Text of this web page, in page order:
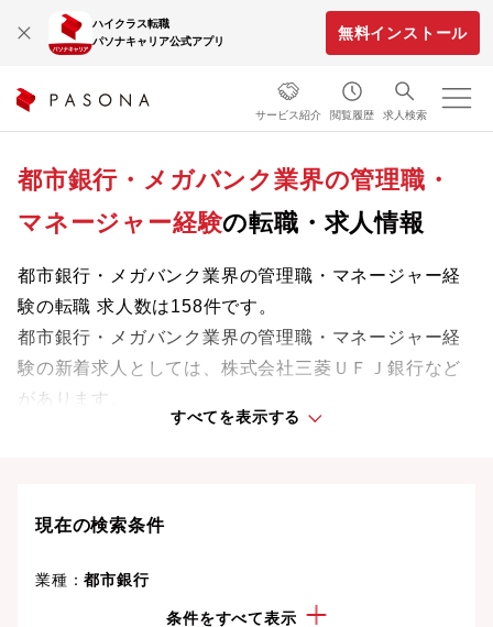
ハイクラス転職
パソナキャリア公式アプリ
無料インストール
サービス紹介 閲覧履歴 求人検索
都市銀行・メガバンク業界の管理職・
マネージャー経験の転職・求人情報
都市銀行・メガバンク業界の管理職・マネージャー経
験の転職 求人数は158件です。
都市銀行・メガバンク業界の管理職・マネージャー経
験の新着求人としては、株式会社三菱ＵＦＪ銀行など
があります。
業界をリードする企業や革新的なプロジェクトに携わ
すべてを表示する
現在の検索条件
業種：都市銀行
管理職・マネージャー経験
条件をすべて表示